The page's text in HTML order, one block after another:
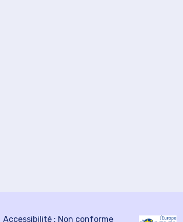
Accessibilité : Non conforme